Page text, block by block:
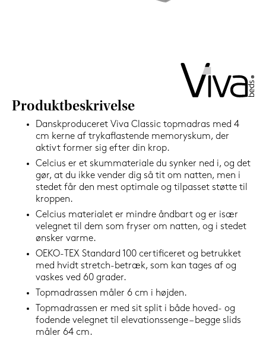
Produktbeskrivelse
Danskproduceret Viva Classic topmadras med 4
cm kerne af trykaflastende memoryskum, der
aktivt former sig efter din krop.
Celcius er et skummateriale du synker ned i, og det
gør, at du ikke vender dig så tit om natten, men i
stedet får den mest optimale og tilpasset støtte til
kroppen.
Celcius materialet er mindre åndbart og er især
velegnet til dem som fryser om natten, og i stedet
ønsker varme.
OEKO-TEX Standard 100 certificeret og betrukket
med hvidt stretch-betræk, som kan tages af og
vaskes ved 60 grader.
Topmadrassen måler 6 cm i højden.
Topmadrassen er med sit split i både hoved- og
fodende velegnet til elevationssenge – begge slids
måler 64 cm.